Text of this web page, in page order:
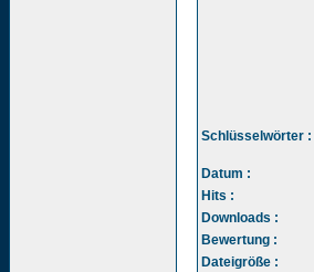
Schlüsselwörter :
Datum :
Hits :
Downloads :
Bewertung :
Dateigröße :